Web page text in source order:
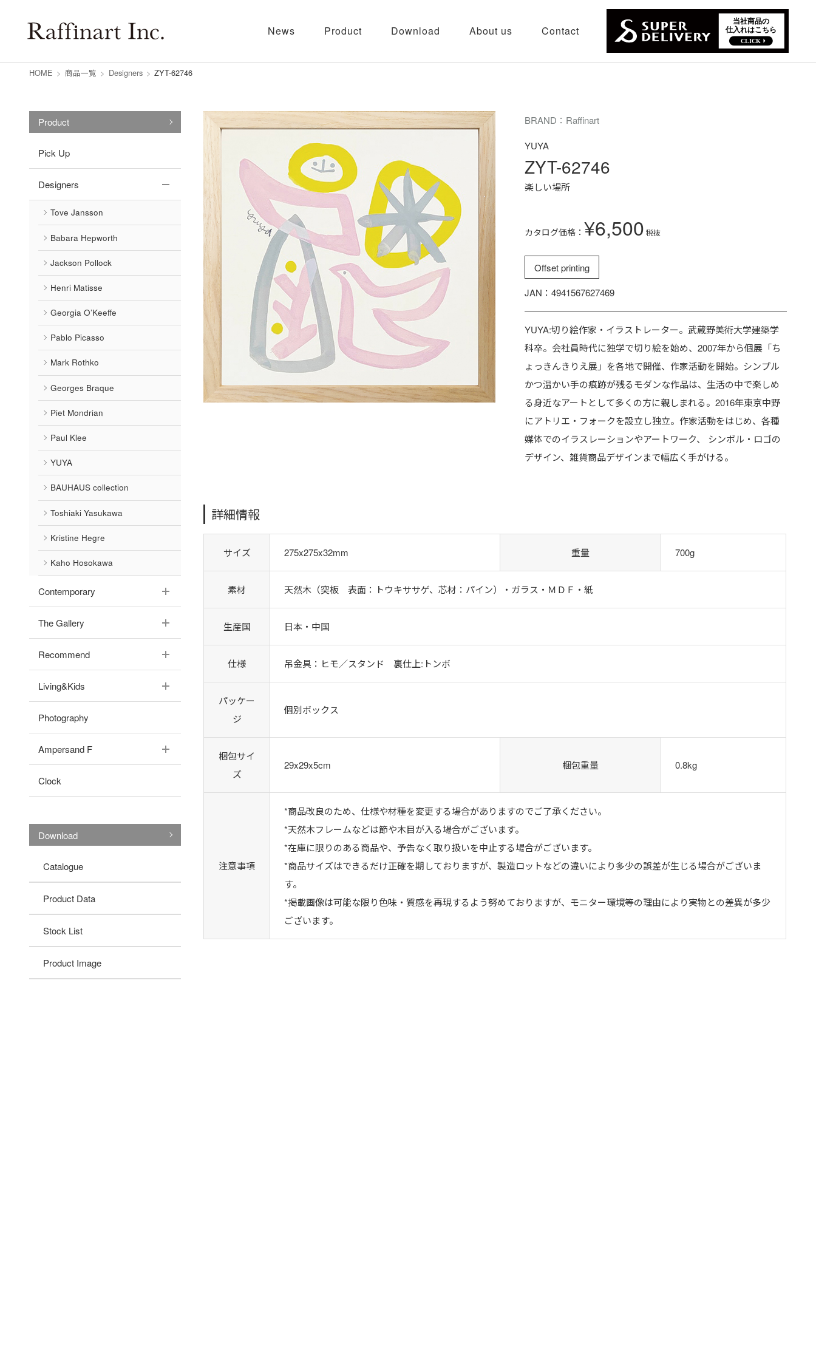
News Product Download About us Contact
HOME > 商品一覧 > Designers > ZYT-62746
Product
Pick Up
Designers
Tove Jansson
Babara Hepworth
Jackson Pollock
Henri Matisse
Georgia O’Keeffe
Pablo Picasso
Mark Rothko
Georges Braque
Piet Mondrian
Paul Klee
YUYA
BAUHAUS collection
Toshiaki Yasukawa
Kristine Hegre
Kaho Hosokawa
Contemporary
The Gallery
Recommend
Living&Kids
Photography
Ampersand F
Clock
Download
Catalogue
Product Data
Stock List
Product Image
BRAND：Raffinart
YUYA
ZYT-62746
楽しい場所
カタログ価格： ¥6,500 税抜
Offset printing
JAN：4941567627469
YUYA:切り絵作家・イラストレーター。武蔵野美術大学建築学
科卒。会社員時代に独学で切り絵を始め、2007年から個展「ち
ょっきんきりえ展」を各地で開催、作家活動を開始。シンプル
かつ温かい手の痕跡が残るモダンな作品は、生活の中で楽しめ
る身近なアートとして多くの方に親しまれる。2016年東京中野
にアトリエ・フォークを設立し独立。作家活動をはじめ、各種
媒体でのイラスレーションやアートワーク、 シンボル・ロゴの
デザイン、雑貨商品デザインまで幅広く手がける。
詳細情報
サイズ 275x275x32mm 重量 700g
素材 天然木（突板 表面：トウキササゲ、芯材：パイン）・ガラス・ＭＤＦ・紙
生産国 日本・中国
仕様 吊金具：ヒモ／スタンド 裏仕上:トンボ
パッケー
ジ
個別ボックス
梱包サイ
ズ
29x29x5cm 梱包重量 0.8kg
注意事項
*商品改良のため、仕様や材種を変更する場合がありますのでご了承ください。
*天然木フレームなどは節や木目が入る場合がございます。
*在庫に限りのある商品や、予告なく取り扱いを中止する場合がございます。
*商品サイズはできるだけ正確を期しておりますが、製造ロットなどの違いにより多少の誤差が生じる場合がございま
す。
*掲載画像は可能な限り色味・質感を再現するよう努めておりますが、モニター環境等の理由により実物との差異が多少
ございます。